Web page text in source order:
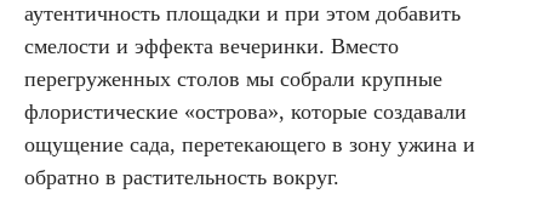
аутентичность площадки и при этом добавить
смелости и эффекта вечеринки. Вместо
перегруженных столов мы собрали крупные
флористические «острова», которые создавали
ощущение сада, перетекающего в зону ужина и
обратно в растительность вокруг.